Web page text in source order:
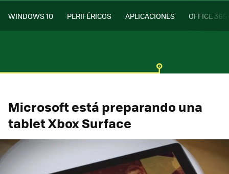
WINDOWS 10 PERIFÉRICOS APLICACIONES OFFICE 365
Microsoft está preparando una
tablet Xbox Surface